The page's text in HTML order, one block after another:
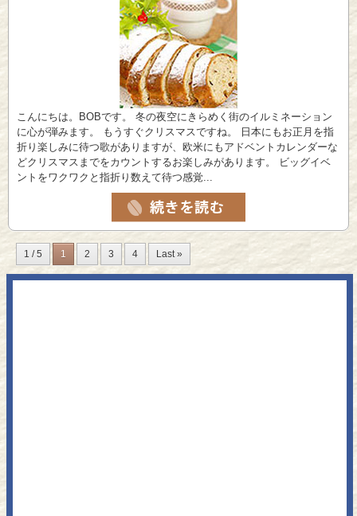
こんにちは。BOBです。 冬の夜空にきらめく街のイルミネーション
に心が弾みます。 もうすぐクリスマスですね。 日本にもお正月を指
折り楽しみに待つ歌がありますが、欧米にもアドベントカレンダーな
どクリスマスまでをカウントするお楽しみがあります。 ビッグイベ
ントをワクワクと指折り数えて待つ感覚...
1 / 5 1 2 3 4 Last »